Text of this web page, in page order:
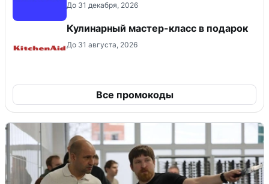
До 31 декабря, 2026
Кулинарный мастер-класс в подарок
До 31 августа, 2026
Все промокоды